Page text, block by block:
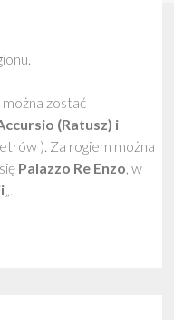
zostać
(Ratusz) i
). Za rogiem można
Palazzo Re Enzo, w
„.